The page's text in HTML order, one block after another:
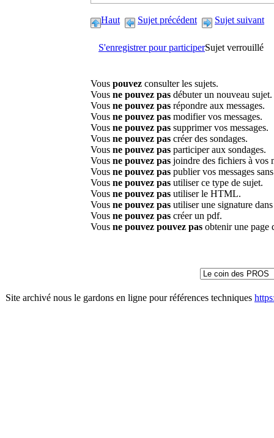
Haut Sujet précédent Sujet suivant
S'enregistrer pour participerSujet verrouillé
Vous pouvez consulter les sujets.
Vous ne pouvez pas débuter un nouveau sujet.
Vous ne pouvez pas répondre aux messages.
Vous ne pouvez pas modifier vos messages.
Vous ne pouvez pas supprimer vos messages.
Vous ne pouvez pas créer des sondages.
Vous ne pouvez pas participer aux sondages.
Vous ne pouvez pas joindre des fichiers à vos
Vous ne pouvez pas publier vos messages
Vous ne pouvez pas utiliser ce type de sujet.
Vous ne pouvez pas utiliser le HTML.
Vous ne pouvez pas utiliser une signature
Vous ne pouvez pas créer un pdf.
Vous ne pouvez pouvez pas obtenir une page
Site archivé nous le gardons en ligne pour références techniques